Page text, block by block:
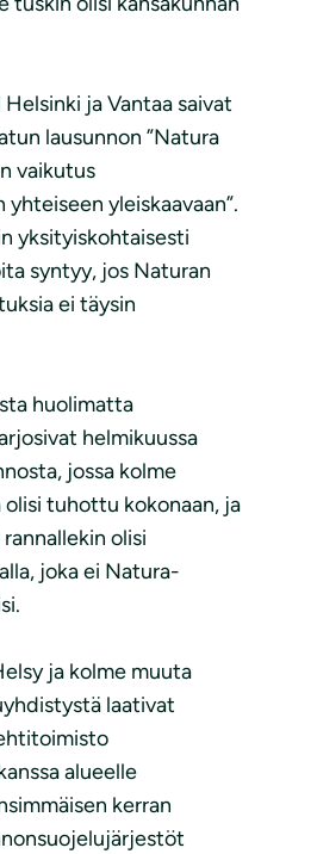
Helsinki ja Vantaa saivat
lausunnon ”Natura
vaikutus
yleiskaavaan”.
yksityiskohtaisesti
syntyy, jos Naturan
ei täysin
huolimatta
helmikuussa
jossa kolme
tuhottu kokonaan, ja
olisi
joka ei Natura-
ja kolme muuta
laativat
alueelle
kerran